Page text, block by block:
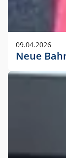
09.04.2026
Neue